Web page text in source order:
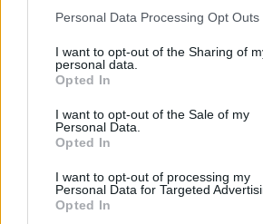
Personal Data Processing Opt Outs
I want to opt-out of the Sharing of
personal data.
Opted In
I want to opt-out of the Sale of my
Personal Data.
Opted In
I want to opt-out of processing my
Personal Data for Targeted
Opted In
pisztoly köt ki az Egyesült
fel a kartellek kezében polgári
fegyverek is. Automata fegyverekről
KEDVES OLVASÓNK!
A keresett cikk a portfolio.hu
tartozik, melynek olvasása